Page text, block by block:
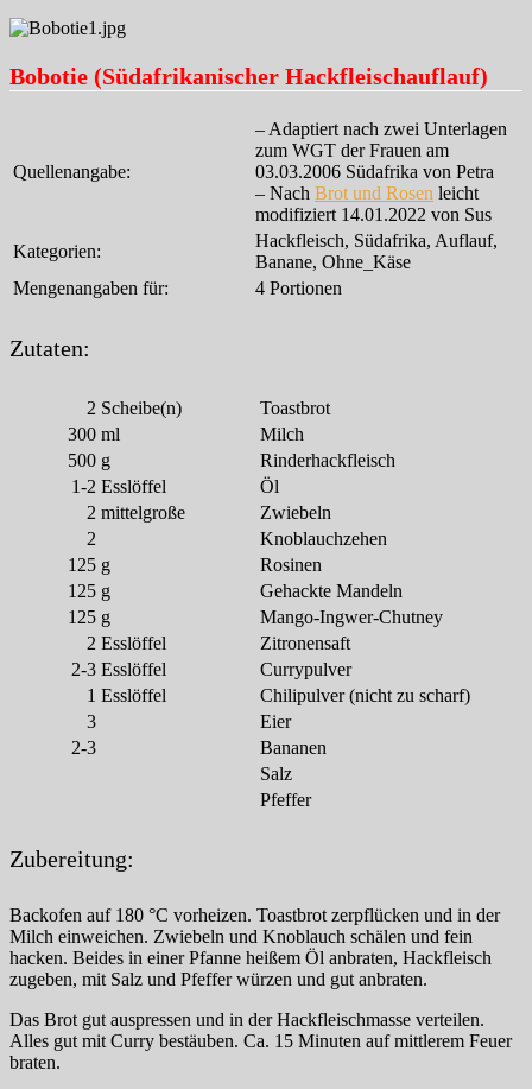
Bobotie (Südafrikanischer Hackfleischauflauf)
Quellenangabe:
– Adaptiert nach zwei Unterlagen
zum WGT der Frauen am
03.03.2006 Südafrika von Petra
– Nach Brot und Rosen leicht
modifiziert 14.01.2022 von Sus
Kategorien:
Hackfleisch, Südafrika, Auflauf,
Banane, Ohne_Käse
Mengenangaben für:
4 Portionen
Zutaten:
2 Scheibe(n)
Toastbrot
300 ml
Milch
500 g
Rinderhackfleisch
1-2 Esslöffel
Öl
2 mittelgroße
Zwiebeln
2
Knoblauchzehen
125 g
Rosinen
125 g
Gehackte Mandeln
125 g
Mango-Ingwer-Chutney
2 Esslöffel
Zitronensaft
2-3 Esslöffel
Currypulver
1 Esslöffel
Chilipulver (nicht zu scharf)
3
Eier
2-3
Bananen
Salz
Pfeffer
Zubereitung:
Backofen auf 180 °C vorheizen. Toastbrot zerpflücken und in der
Milch einweichen. Zwiebeln und Knoblauch schälen und fein
hacken. Beides in einer Pfanne heißem Öl anbraten, Hackfleisch
zugeben, mit Salz und Pfeffer würzen und gut anbraten.
Das Brot gut auspressen und in der Hackfleischmasse verteilen.
Alles gut mit Curry bestäuben. Ca. 15 Minuten auf mittlerem Feuer
braten.